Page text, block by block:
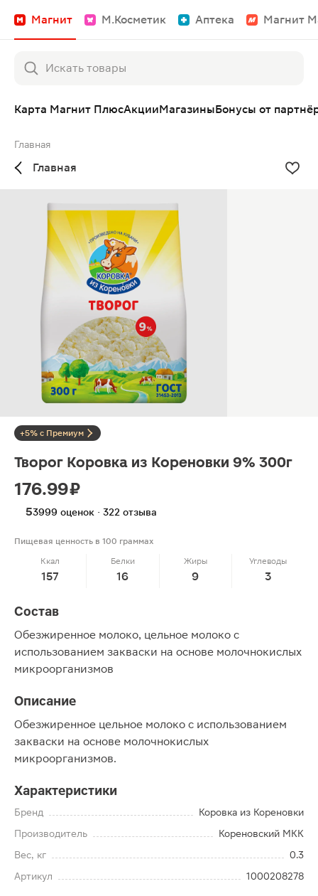
Магнит М.Косметик Аптека Магнит
Карта Магнит ПлюсАкцииМагазиныБонусы от
Главная
Главная
+5% с Премиум
Творог Коровка из Кореновки 9% 300г
176.99 ₽
53999 оценок · 322 отзыва
Пищевая ценность в 100 граммах
Ккал
157
Белки
16
Жиры
9
Углеводы
3
Состав
Обезжиренное молоко, цельное молоко с
использованием закваски на основе молочнокислых
микроорганизмов
Описание
Обезжиренное цельное молоко с использованием
закваски на основе молочнокислых
микроорганизмов.
Характеристики
Бренд
Коровка из Кореновки
Производитель
Кореновский МКК
Вес, кг
0.3
Артикул
1000208278